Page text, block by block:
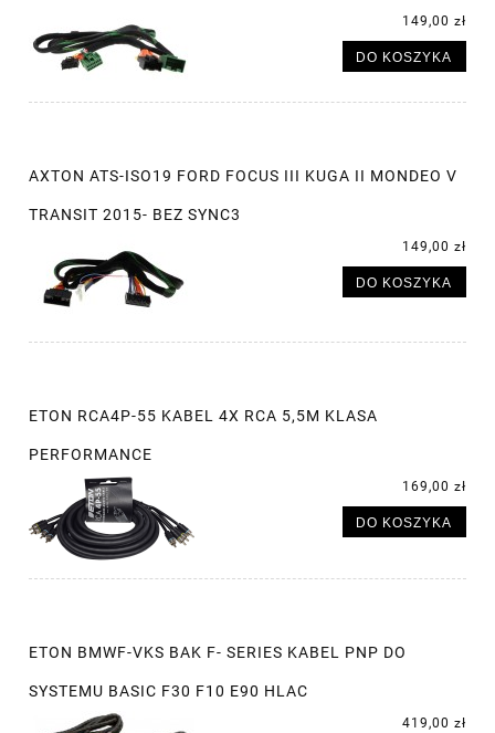
149,00 zł
DO KOSZYKA
AXTON ATS-ISO19 FORD FOCUS III KUGA II MONDEO V
TRANSIT 2015- BEZ SYNC3
149,00 zł
DO KOSZYKA
ETON RCA4P-55 KABEL 4X RCA 5,5M KLASA
PERFORMANCE
169,00 zł
DO KOSZYKA
ETON BMWF-VKS BAK F- SERIES KABEL PNP DO
SYSTEMU BASIC F30 F10 E90 HLAC
419,00 zł